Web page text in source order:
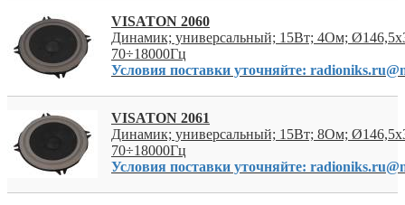
VISATON 2060
Динамик; универсальный; 15Вт; 4Ом;
70÷18000Гц
Условия поставки уточняйте:
VISATON 2061
Динамик; универсальный; 15Вт; 8Ом;
70÷18000Гц
Условия поставки уточняйте: